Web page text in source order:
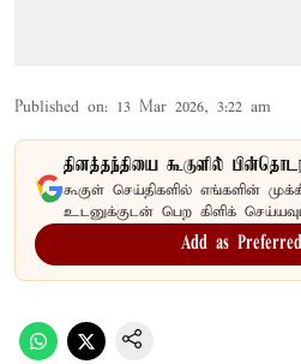
Published on: 13 Mar 2026, 3:22 am
தினத்தந்தியை கூகுளில்
கூகுள் செய்திகளில் எங்களின்
உடனுக்குடன் பெற கிளிக்
Add as